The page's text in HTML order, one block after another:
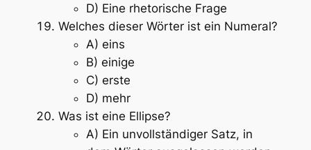
D) Eine rhetorische Frage
Welches dieser Wörter ist ein Numeral?
A) eins
B) einige
C) erste
D) mehr
Was ist eine Ellipse?
A) Ein unvollständiger Satz, in